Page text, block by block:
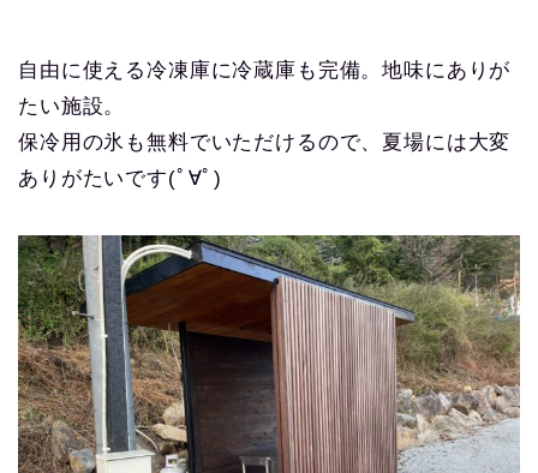
自由に使える冷凍庫に冷蔵庫も完備。地味にありが
たい施設。
保冷用の氷も無料でいただけるので、夏場には大変
ありがたいです(ﾟ∀ﾟ)